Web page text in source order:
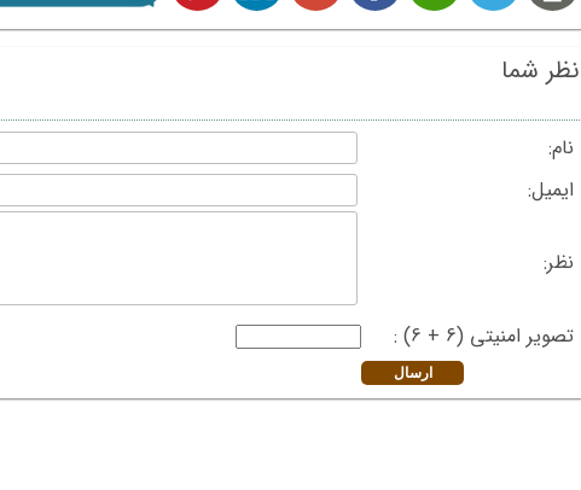
نظر شما
نام:
ایمیل:
نظر:
تصویر امنیتی (6 + 6) :